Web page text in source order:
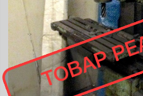
ТОВАР